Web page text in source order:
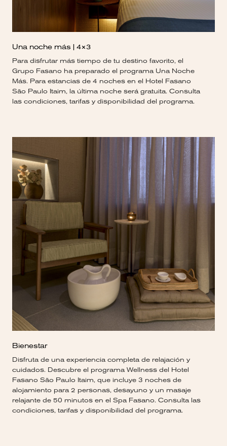
Una noche más | 4×3
Para disfrutar más tiempo de tu destino favorito, el
Grupo Fasano ha preparado el programa Una Noche
Más. Para estancias de 4 noches en el Hotel Fasano
São Paulo Itaim, la última noche será gratuita. Consulta
las condiciones, tarifas y disponibilidad del programa.
Bienestar
Disfruta de una experiencia completa de relajación y
cuidados. Descubre el programa Wellness del Hotel
Fasano São Paulo Itaim, que incluye 3 noches de
alojamiento para 2 personas, desayuno y un masaje
relajante de 50 minutos en el Spa Fasano. Consulta las
condiciones, tarifas y disponibilidad del programa.